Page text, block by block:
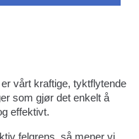
vårt kraftige, tyktflytende
som gjør det enkelt å
effektivt.